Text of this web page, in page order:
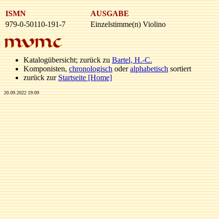
ISMN AUSGABE
979-0-50110-191-7
Einzelstimme(n) Violino
Katalogübersicht; zurück zuBartel, H.-C.
Komponisten,chronologischoderalphabetischsortiert
zurück zurStartseite [Home]
20.09.2022 19:09